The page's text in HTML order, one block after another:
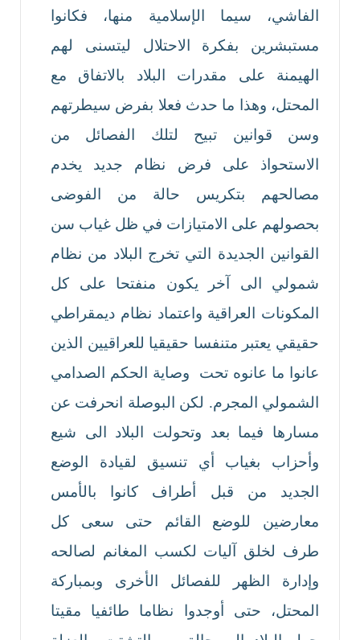
الفاشي، سيما الإسلامية منها، فكانوا
مستبشرين بفكرة الاحتلال ليتسنى لهم
الهيمنة على مقدرات البلاد بالاتفاق مع
المحتل، وهذا ما حدث فعلا بفرض سيطرتهم
وسن قوانين تبيح لتلك الفصائل من
الاستحواذ على فرض نظام جديد يخدم
مصالحهم بتكريس حالة من الفوضى
بحصولهم على الامتيازات في ظل غياب سن
القوانين الجديدة التي تخرج البلاد من نظام
شمولي الى آخر يكون منفتحا على كل
المكونات العراقية واعتماد نظام ديمقراطي
حقيقي يعتبر متنفسا حقيقيا للعراقيين الذين
عانوا ما عانوه تحت وصاية الحكم الصدامي
الشمولي المجرم. لكن البوصلة انحرفت عن
مسارها فيما بعد وتحولت البلاد الى شيع
وأحزاب بغياب أي تنسيق لقيادة الوضع
الجديد من قبل أطراف كانوا بالأمس
معارضين للوضع القائم حتى سعى كل
طرف لخلق آليات لكسب المغانم لصالحه
وإدارة الظهر للفصائل الأخرى وبمباركة
المحتل، حتى أوجدوا نظاما طائفيا مقيتا